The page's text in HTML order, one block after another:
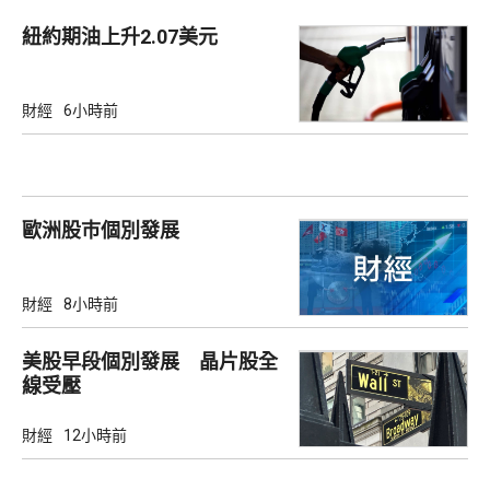
紐約期油上升2.07美元
財經 6小時前
歐洲股巿個別發展
財經 8小時前
美股早段個別發展 晶片股全
線受壓
財經 12小時前